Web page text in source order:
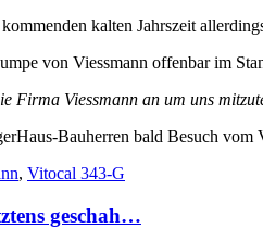
kalten Jahrszeit
von Viessmann offenbar im
Firma Viessmann an um uns
Bauherren bald Besuch
, Vitocal 343-G
geschah…